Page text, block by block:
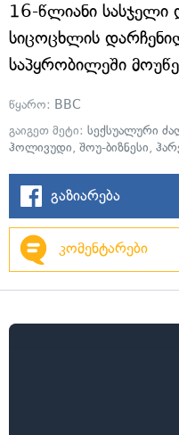
16-წლიანი სასჯელი
სიცოცხლის
საპყრობილეში
წყარო: BBC
გაიგეთ მეტი: სექსუალური
ჰოლივუდი, შოუ-ბიზნესი,
გაზიარება
კომენტარები